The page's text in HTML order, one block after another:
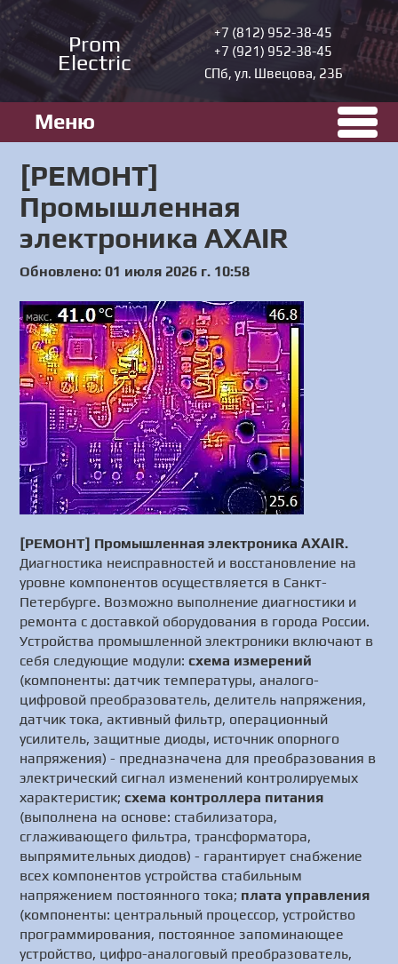
Prom
Electric
+7 (812) 952-38-45
+7 (921) 952-38-45
СПб, ул. Швецова, 23Б
Меню
[РЕМОНТ]
Промышленная
электроника AXAIR
Обновлено: 01 июля 2026 г. 10:58
[РЕМОНТ] Промышленная электроника AXAIR.
Диагностика неисправностей и восстановление на
уровне компонентов осуществляется в Санкт-
Петербурге. Возможно выполнение диагностики и
ремонта с доставкой оборудования в города России.
Устройства промышленной электроники включают в
себя следующие модули:схема измерений
(компоненты: датчик температуры, аналого-
цифровой преобразователь, делитель напряжения,
датчик тока, активный фильтр, операционный
усилитель, защитные диоды, источник опорного
напряжения) - предназначена для преобразования в
электрический сигнал изменений контролируемых
характеристик;схема контроллера питания
(выполнена на основе: стабилизатора,
сглаживающего фильтра, трансформатора,
выпрямительных диодов) - гарантирует снабжение
всех компонентов устройства стабильным
напряжением постоянного тока; плата управления
(компоненты: центральный процессор, устройство
программирования, постоянное запоминающее
устройство, цифро-аналоговый преобразователь,